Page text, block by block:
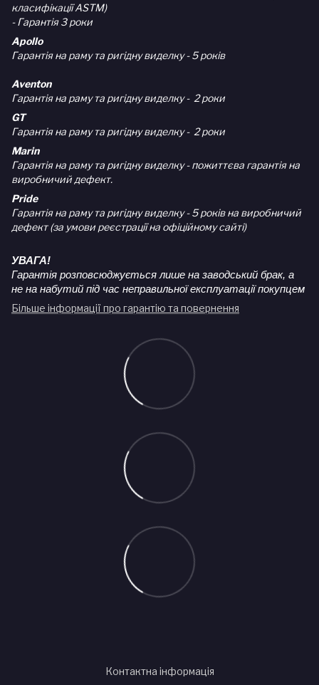
класифікації ASTM)
- Гарантія 3 роки
Apollo
Гарантія на раму та ригідну виделку - 5 років
Aventon
Гарантія на раму та ригідну виделку - 2 роки
GT
Гарантія на раму та ригідну виделку - 2 роки
Marin
Гарантія на раму та ригідну виделку - пожиттєва гарантія на
виробничий дефект.
Pride
Гарантія на раму та ригідну виделку - 5 років на виробничий
дефект (за умови реєстрації на офіційному сайті)
УВАГА!
Гарантія розповсюджується лише на заводський брак, а
не на набутий під час неправильної експлуатації покупцем
Більше інформації про гарантію та повернення
Контактна інформація